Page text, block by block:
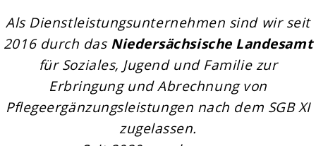
Als Dienstleistungsunternehmen sind wir seit
2016 durch dasNiedersächsische Landesamt
für Soziales, Jugend und Familie zur
Erbringung und Abrechnung von
Pflegeergänzungsleistungen nach dem SGB XI
zugelassen.